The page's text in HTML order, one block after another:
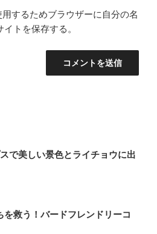
するためブラウザーに自分の名
トを保存する。
で美しい景色とライチョウに出
救う！バードフレンドリーコ